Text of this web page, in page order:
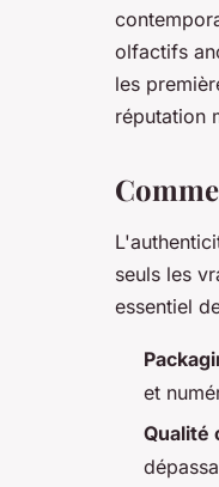
olfactifs
les
réputation
seuls les
essentiel
et
Qualité